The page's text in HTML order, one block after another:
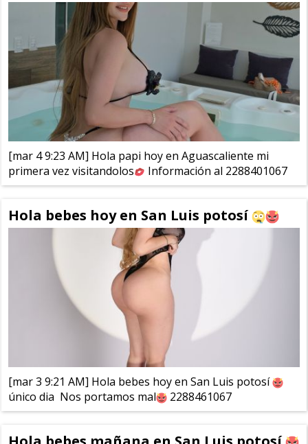
[mar 4 9:23 AM] Hola papi hoy en Aguascaliente mi
primera vez visitandolos
Información al 2288401067
Hola bebes hoy en San Luis potosí
[mar 3 9:21 AM] Hola bebes hoy en San Luis potosí
único dia Nos portamos mal
2288461067